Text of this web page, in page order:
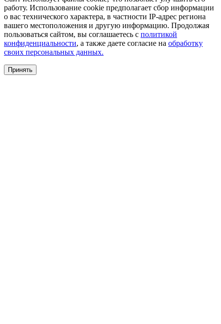
работу. Использование cookie предполагает сбор информации
о вас технического характера, в частности IP-адрес региона
вашего местоположения и другую информацию. Продолжая
пользоваться сайтом, вы соглашаетесь с политикой
конфиденциальности, а также даете согласие на обработку
своих персональных данных.
Принять